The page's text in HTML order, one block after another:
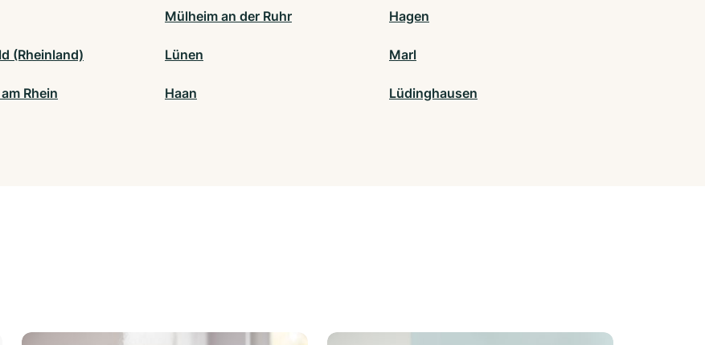
Mülheim an der Ruhr Hagen
(Rheinland) Lünen Marl
Rhein Haan Lüdinghausen